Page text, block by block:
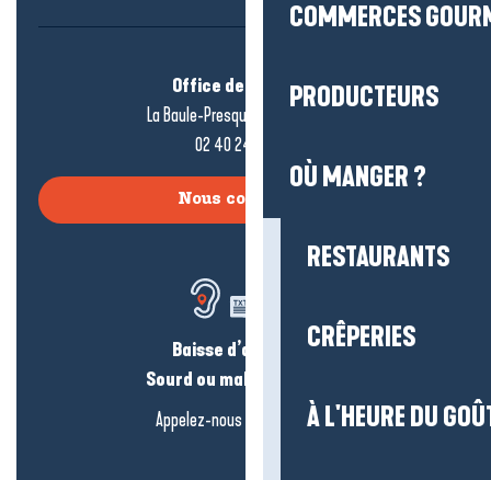
COMMERCES
PRODUCTEURS
OÙ MANGER ?
RESTAURANTS
CRÊPERIES
À L'HEURE DU
Office de tourisme
La Baule-Presqu’île de Guérande
02 40 24 34 44
Nous contacter
Baisse d’audition ?
Sourd ou malentendant ?
Appelez-nous en
cliquant-ici